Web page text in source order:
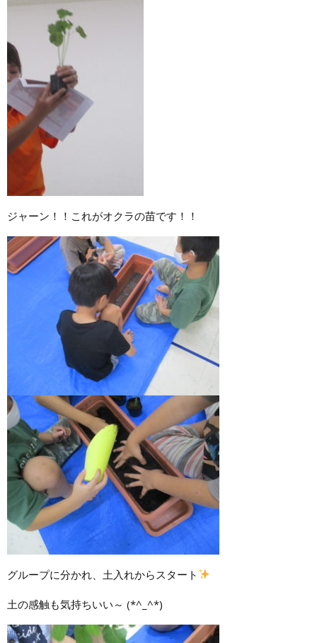
ジャーン！！これがオクラの苗です！！
グループに分かれ、土入れからスタート
土の感触も気持ちいい～ (*^_^*)